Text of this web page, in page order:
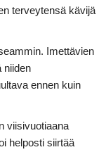
terveytensä kävijä
Imettävien
niiden
ennen kuin
viisivuotiaana
helposti siirtää